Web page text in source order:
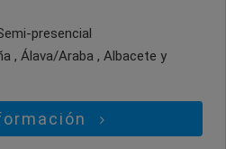
presencial
, Álava/Araba , Albacete y